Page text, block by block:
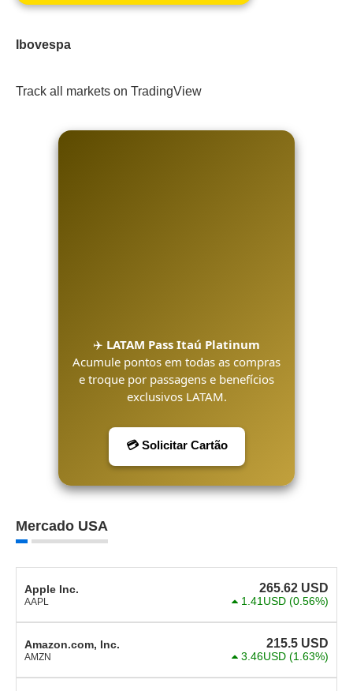
Ibovespa
Track all markets on TradingView
✈️ LATAM Pass Itaú Platinum
Acumule pontos em todas as compras
e troque por passagens e benefícios
exclusivos LATAM.
💳 Solicitar Cartão
Mercado USA
Apple Inc.
AAPL
265.62 USD
1.41USD (0.56%)
Amazon.com, Inc.
AMZN
215.5 USD
3.46USD (1.63%)